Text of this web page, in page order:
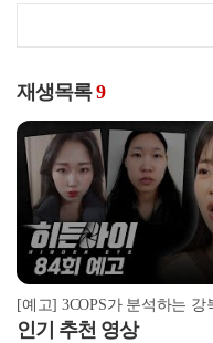
재생목록9
인기 추천 영상